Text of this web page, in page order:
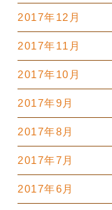
2017年12月
2017年11月
2017年10月
2017年9月
2017年8月
2017年7月
2017年6月